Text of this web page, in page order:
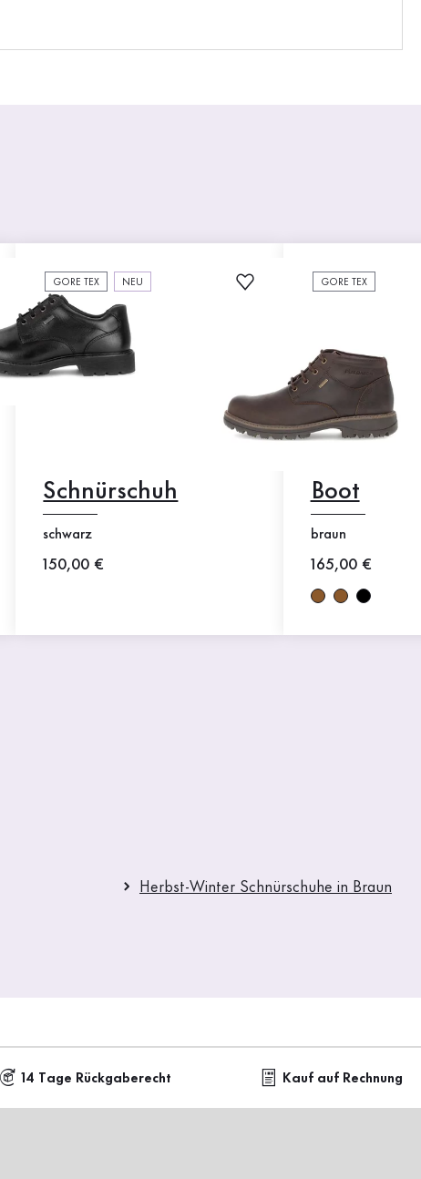
GORE TEX NEU
Schnürschuh
schwarz
Neuer Preis
150,00 €
GORE TEX
Boot
braun
Neuer Preis
165,00 €
Herbst-Winter Schnürschuhe in Braun
14 Tage Rückgaberecht Kauf auf Rechnung